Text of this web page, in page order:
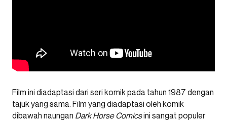
Film ini diadaptasi dari seri komik pada tahun 1987 dengan
tajuk yang sama. Film yang diadaptasi oleh komik
dibawah naungan Dark Horse Comicsini sangat populer